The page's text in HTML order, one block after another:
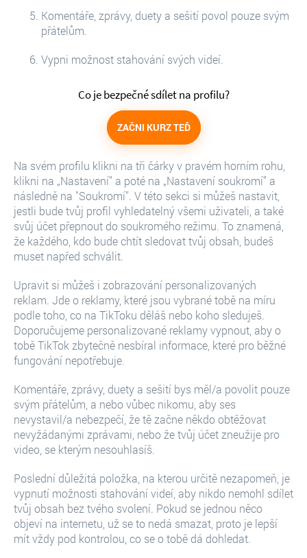
Komentáře, zprávy, duety a sešití povol pouze svým
přátelům.
Vypni možnost stahování svých videí.
Co je bezpečné sdílet na profilu?
ZAČNI KURZ TEĎ
Na svém profilu klikni na tři čárky v pravém horním rohu,
klikni na „Nastavení” a poté na „Nastavení soukromí” a
následně na "Soukromí". V této sekci si můžeš nastavit,
jestli bude tvůj profil vyhledatelný všemi uživateli, a také
svůj účet přepnout do soukromého režimu. To znamená,
že každého, kdo bude chtít sledovat tvůj obsah, budeš
muset napřed schválit.
Upravit si můžeš i zobrazování personalizovaných
reklam. Jde o reklamy, které jsou vybrané tobě na míru
podle toho, co na TikToku děláš nebo koho sleduješ.
Doporučujeme personalizované reklamy vypnout, aby o
tobě TikTok zbytečně nesbíral informace, které pro běžné
fungování nepotřebuje.
Komentáře, zprávy, duety a sešití bys měl/a povolit pouze
svým přátelům, a nebo vůbec nikomu, aby ses
nevystavil/a nebezpečí, že tě začne někdo obtěžovat
nevyžádanými zprávami, nebo že tvůj účet zneužije pro
video, se kterým nesouhlasíš.
Poslední důležitá položka, na kterou určitě nezapomeň, je
vypnutí možnosti stahování videí, aby nikdo nemohl sdílet
tvůj obsah bez tvého svolení. Pokud se jednou něco
objeví na internetu, už se to nedá smazat, proto je lepší
mít vždy pod kontrolou, co se o tobě dá dohledat.